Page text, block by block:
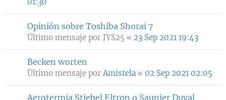
Opinión sobre Toshiba Shorai 7
Último mensaje por JYS25 « 23 Sep 2021 19:43
Becken worten
Último mensaje porAmistela « 02 Sep 2021 02:05
Aerotermia Stiebel Eltron o Saunier Duval